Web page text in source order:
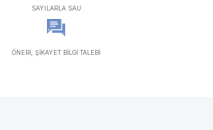
SAYILARLA SAU
ÖNERİ, ŞİKAYET BİLGİ TALEBİ